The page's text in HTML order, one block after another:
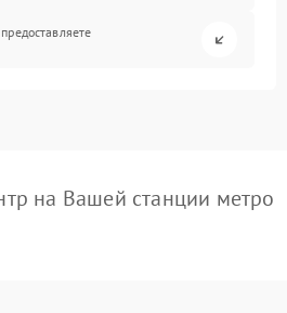
на Вашей станции метро